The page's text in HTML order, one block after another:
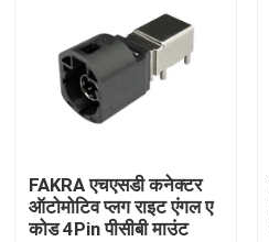
FAKRA एचएसडी कनेक्टर
ऑटोमोटिव प्लग राइट एंगल ए
कोड 4Pin पीसीबी माउंट